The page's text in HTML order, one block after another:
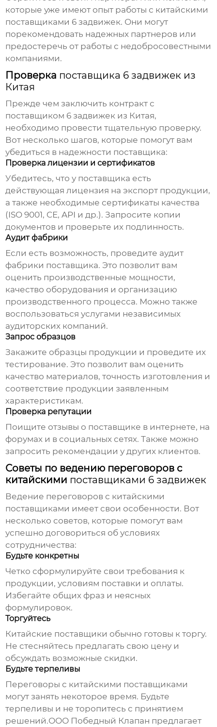
которые уже имеют опыт работы с китайскими
поставщиками 6 задвижек. Они могут
порекомендовать надежных партнеров или
предостеречь от работы с недобросовестными
компаниями.
Проверка поставщика 6 задвижек из
Китая
Прежде чем заключить контракт с
поставщиком 6 задвижек из Китая,
необходимо провести тщательную проверку.
Вот несколько шагов, которые помогут вам
убедиться в надежности поставщика:
Проверка лицензии и сертификатов
Убедитесь, что у поставщика есть
действующая лицензия на экспорт продукции,
а также необходимые сертификаты качества
(ISO 9001, CE, API и др.). Запросите копии
документов и проверьте их подлинность.
Аудит фабрики
Если есть возможность, проведите аудит
фабрики поставщика. Это позволит вам
оценить производственные мощности,
качество оборудования и организацию
производственного процесса. Можно также
воспользоваться услугами независимых
аудиторских компаний.
Запрос образцов
Закажите образцы продукции и проведите их
тестирование. Это позволит вам оценить
качество материалов, точность изготовления и
соответствие продукции заявленным
характеристикам.
Проверка репутации
Поищите отзывы о поставщике в интернете, на
форумах и в социальных сетях. Также можно
запросить рекомендации у других клиентов.
Советы по ведению переговоров с
китайскими поставщиками 6 задвижек
Ведение переговоров с китайскими
поставщиками имеет свои особенности. Вот
несколько советов, которые помогут вам
успешно договориться об условиях
сотрудничества:
Будьте конкретны
Четко сформулируйте свои требования к
продукции, условиям поставки и оплаты.
Избегайте общих фраз и неясных
формулировок.
Торгуйтесь
Китайские поставщики обычно готовы к торгу.
Не стесняйтесь предлагать свою цену и
обсуждать возможные скидки.
Будьте терпеливы
Переговоры с китайскими поставщиками
могут занять некоторое время. Будьте
терпеливы и не торопитесь с принятием
решений.ООО Победный Клапан предлагает